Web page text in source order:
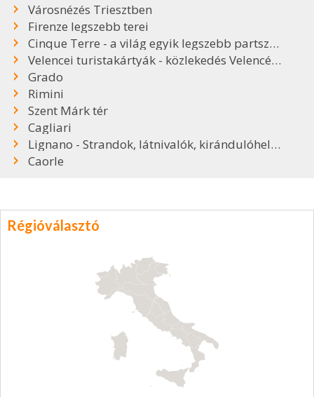
Városnézés Triesztben
Firenze legszebb terei
Cinque Terre - a világ egyik legszebb partszakasza
Velencei turistakártyák - közlekedés Velencében
Grado
Rimini
Szent Márk tér
Cagliari
Lignano - Strandok, látnivalók, kirándulóhelyek
Caorle
Régióválasztó